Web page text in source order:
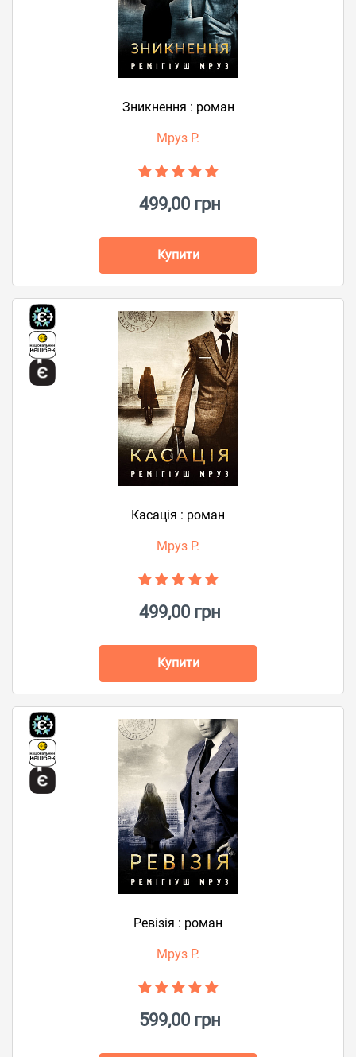
Зникнення : роман
Мруз Р.
499,00 грн
Купити
Касація : роман
Мруз Р.
499,00 грн
Купити
Ревізія : роман
Мруз Р.
599,00 грн